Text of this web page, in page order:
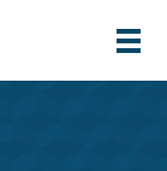
メ